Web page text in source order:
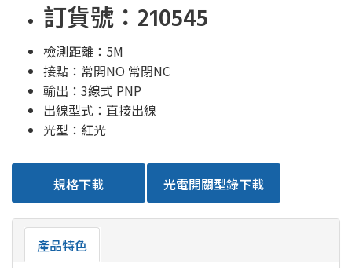
訂貨號：210545
檢測距離：5M
接點：常開NO 常閉NC
輸出：3線式 PNP
出線型式：直接出線
光型：紅光
規格下載 光電開關型錄下載
產品特色